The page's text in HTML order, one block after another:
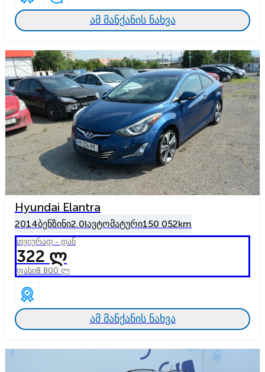
ამ მანქანის ნახვა
Hyundai Elantra
2014ბენზინი2.0lავტომატური150 052km
თვიურად - დან
322 ლ
ფასი8 800 ლ
ამ მანქანის ნახვა